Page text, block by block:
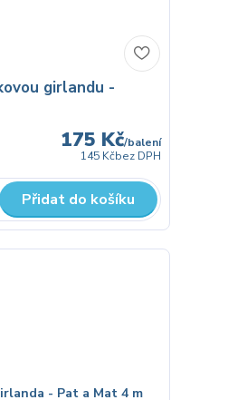
girlandu -
175 Kč/balení
145 Kčbez DPH
Přidat do košíku